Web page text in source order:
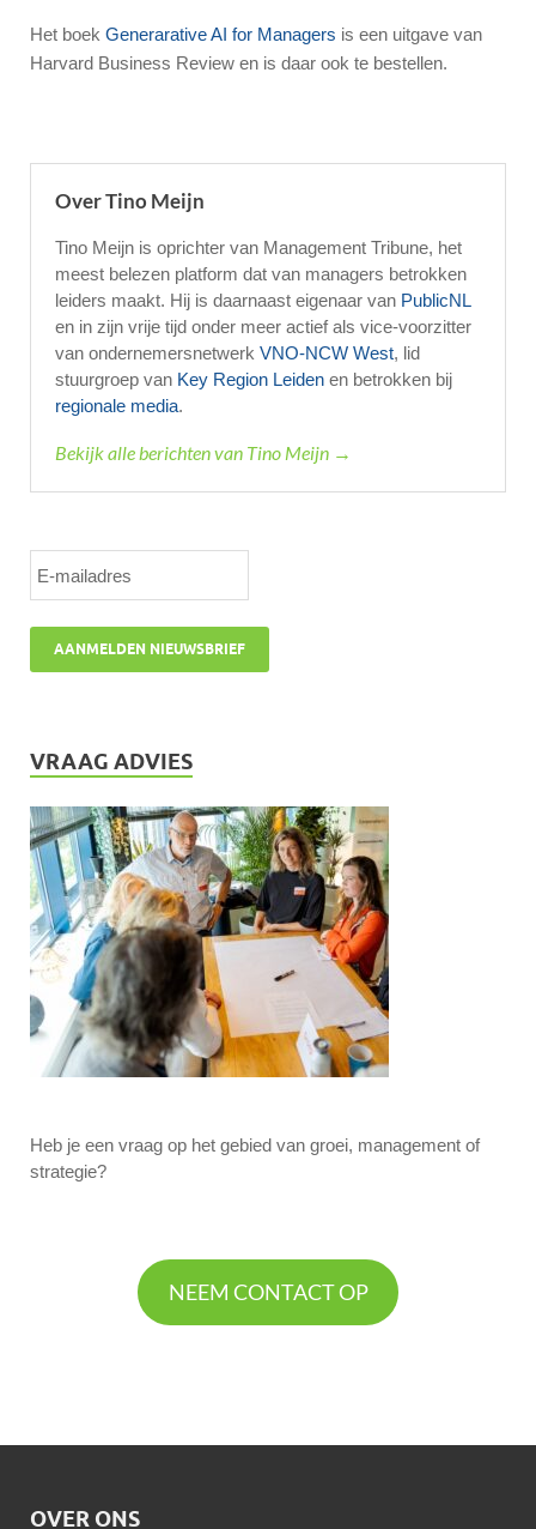
Het boek Generarative AI for Managers is een uitgave van
Harvard Business Review en is daar ook te bestellen.
Over Tino Meijn
Tino Meijn is oprichter van Management Tribune, het
meest belezen platform dat van managers betrokken
leiders maakt. Hij is daarnaast eigenaar van PublicNL
en in zijn vrije tijd onder meer actief als vice-voorzitter
van ondernemersnetwerk VNO-NCW West, lid
stuurgroep van Key Region Leiden en betrokken bij
regionale media.
Bekijk alle berichten van Tino Meijn →
VRAAG ADVIES
Heb je een vraag op het gebied van groei, management of
strategie?
NEEM CONTACT OP
OVER ONS